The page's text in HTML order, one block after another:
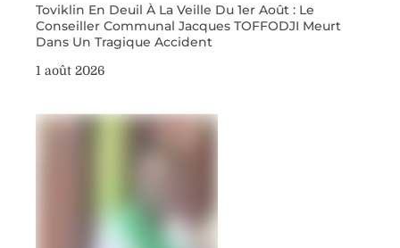
Toviklin En Deuil À La Veille Du 1er Août : Le
Conseiller Communal Jacques TOFFODJI Meurt
Dans Un Tragique Accident
1 août 2026